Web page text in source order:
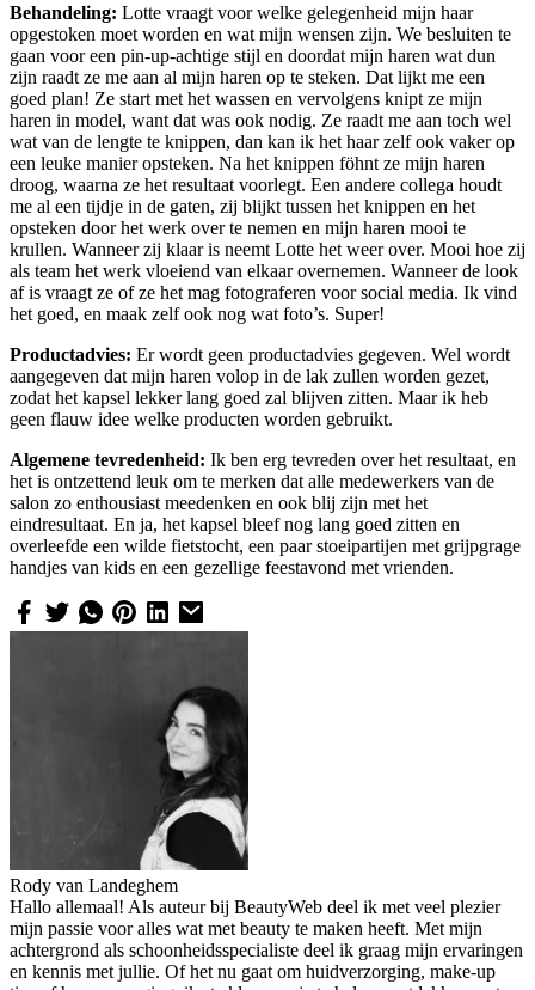
Behandeling: Lotte vraagt voor welke gelegenheid mijn haar
opgestoken moet worden en wat mijn wensen zijn. We besluiten te
gaan voor een pin-up-achtige stijl en doordat mijn haren wat dun
zijn raadt ze me aan al mijn haren op te steken. Dat lijkt me een
goed plan! Ze start met het wassen en vervolgens knipt ze mijn
haren in model, want dat was ook nodig. Ze raadt me aan toch wel
wat van de lengte te knippen, dan kan ik het haar zelf ook vaker op
een leuke manier opsteken. Na het knippen föhnt ze mijn haren
droog, waarna ze het resultaat voorlegt. Een andere collega houdt
me al een tijdje in de gaten, zij blijkt tussen het knippen en het
opsteken door het werk over te nemen en mijn haren mooi te
krullen. Wanneer zij klaar is neemt Lotte het weer over. Mooi hoe zij
als team het werk vloeiend van elkaar overnemen. Wanneer de look
af is vraagt ze of ze het mag fotograferen voor social media. Ik vind
het goed, en maak zelf ook nog wat foto’s. Super!
Productadvies: Er wordt geen productadvies gegeven. Wel wordt
aangegeven dat mijn haren volop in de lak zullen worden gezet,
zodat het kapsel lekker lang goed zal blijven zitten. Maar ik heb
geen flauw idee welke producten worden gebruikt.
Algemene tevredenheid: Ik ben erg tevreden over het resultaat, en
het is ontzettend leuk om te merken dat alle medewerkers van de
salon zo enthousiast meedenken en ook blij zijn met het
eindresultaat. En ja, het kapsel bleef nog lang goed zitten en
overleefde een wilde fietstocht, een paar stoeipartijen met grijpgrage
handjes van kids en een gezellige feestavond met vrienden.
Rody van Landeghem
Hallo allemaal! Als auteur bij BeautyWeb deel ik met veel plezier
mijn passie voor alles wat met beauty te maken heeft. Met mijn
achtergrond als schoonheidsspecialiste deel ik graag mijn ervaringen
en kennis met jullie. Of het nu gaat om huidverzorging, make-up